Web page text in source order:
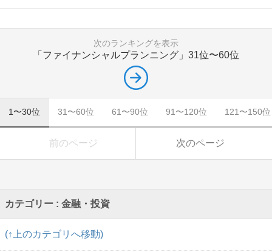
次のランキングを表示
「ファイナンシャルプランニング」 31位〜60位
1〜30位 31〜60位 61〜90位 91〜120位 121〜150位
前のページ 次のページ
カテゴリー : 金融・投資
(↑上のカテゴリへ移動)